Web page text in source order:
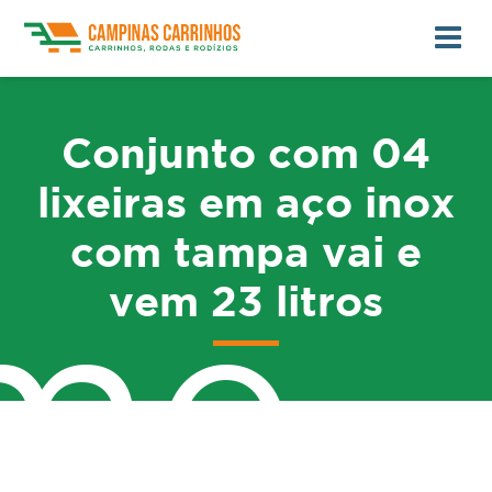
Conjunto com 04
lixeiras em aço inox
com tampa vai e
vem 23 litros